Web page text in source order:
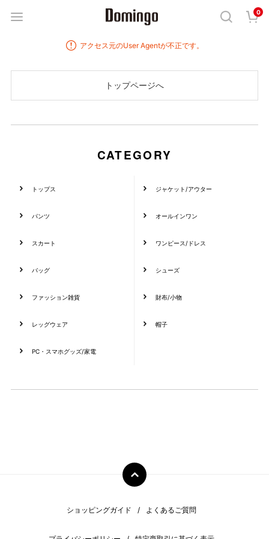
0
アクセス元のUser Agentが不正です。
CATEGORY
トップス ジャケット/アウター
パンツ オールインワン
スカート ワンピース/ドレス
バッグ シューズ
ファッション雑貨 財布/小物
レッグウェア 帽子
PC・スマホグッズ/家電
ショッピングガイド よくあるご質問